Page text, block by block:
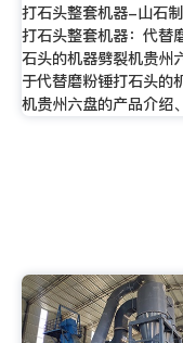
打石头整套机器-山石
打石头整套机器：代替
石头的机器劈裂机贵州
于代替磨粉锤打石头的
机贵州六盘的产品介绍、